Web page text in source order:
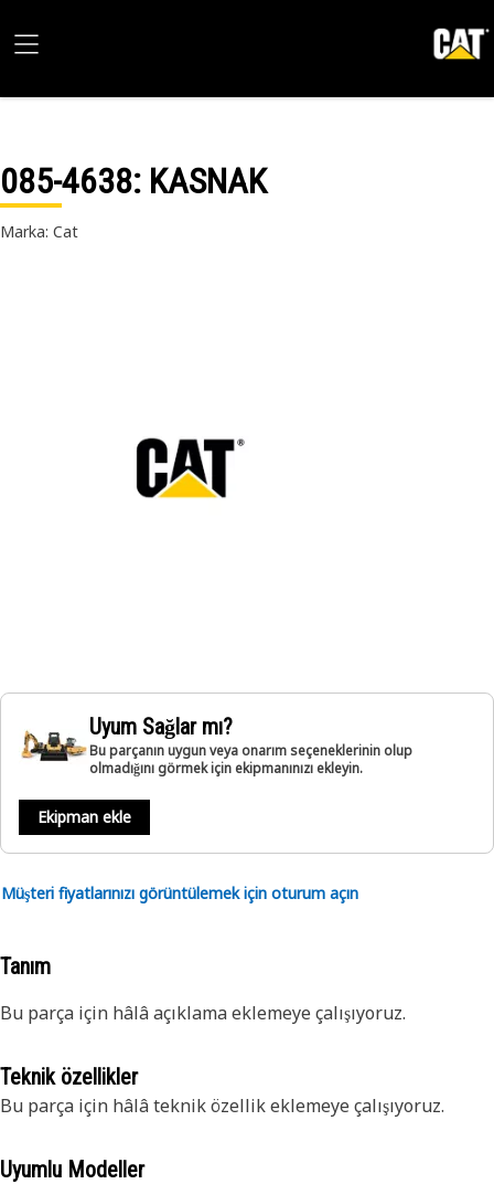
085-4638: KASNAK
Marka: Cat
Uyum Sağlar mı?
Bu parçanın uygun veya onarım seçeneklerinin olup
olmadığını görmek için ekipmanınızı ekleyin.
Ekipman ekle
Müşteri fiyatlarınızı görüntülemek için oturum açın
Tanım
Bu parça için hâlâ açıklama eklemeye çalışıyoruz.
Teknik özellikler
Bu parça için hâlâ teknik özellik eklemeye çalışıyoruz.
Uyumlu Modeller